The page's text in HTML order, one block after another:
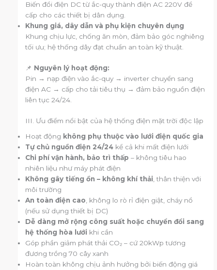
Biến đổi điện DC từ ắc-quy thành điện AC 220V để
cấp cho các thiết bị dân dụng.
Khung giá, dây dẫn và phụ kiện chuyên dụng
Khung chịu lực, chống ăn mòn, đảm bảo góc nghiêng
tối ưu; hệ thống dây đạt chuẩn an toàn kỹ thuật.
📌 Nguyên lý hoạt động:
Pin → nạp điện vào ắc-quy → inverter chuyển sang
điện AC → cấp cho tải tiêu thụ → đảm bảo nguồn điện
liên tục 24/24.
III. Ưu điểm nổi bật của hệ thống điện mặt trời độc lập
Hoạt động không phụ thuộc vào lưới điện quốc gia
Tự chủ nguồn điện 24/24 kể cả khi mất điện lưới
Chi phí vận hành, bảo trì thấp – không tiêu hao
nhiên liệu như máy phát điện
Không gây tiếng ồn – không khí thải , thân thiện với
môi trường
An toàn điện cao , không lo rò rỉ điện giật, cháy nổ
(nếu sử dụng thiết bị DC)
Dễ dàng mở rộng công suất hoặc chuyển đổi sang
hệ thống hòa lưới khi cần
Góp phần giảm phát thải CO₂ – cứ 20kWp tương
đương trồng 70 cây xanh
Hoàn toàn không chịu ảnh hưởng bởi biến động giá